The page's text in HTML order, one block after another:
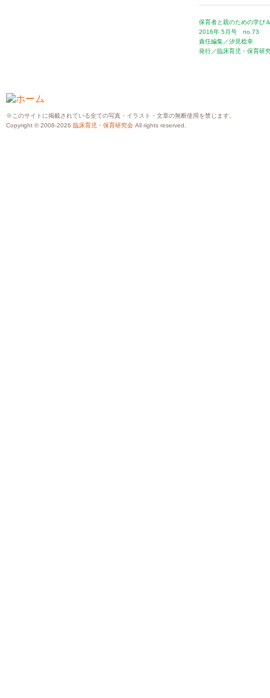
保育者と親のための学び
2016年 5月号 no.73
責任編集／汐見稔幸
発行／臨床育児・保育研
※このサイトに掲載されている全ての写真・イラスト・文章の無断使用を禁じます。
Copyright © 2008-2026 臨床育児・保育研究会 All rights reserved.